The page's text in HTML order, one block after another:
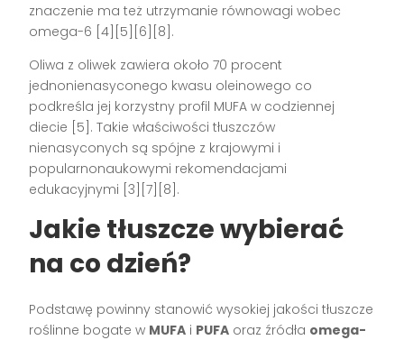
znaczenie ma też utrzymanie równowagi wobec
omega-6 [4][5][6][8].
Oliwa z oliwek zawiera około 70 procent
jednonienasyconego kwasu oleinowego co
podkreśla jej korzystny profil MUFA w codziennej
diecie [5]. Takie właściwości tłuszczów
nienasyconych są spójne z krajowymi i
popularnonaukowymi rekomendacjami
edukacyjnymi [3][7][8].
Jakie tłuszcze wybierać
na co dzień?
Podstawę powinny stanowić wysokiej jakości tłuszcze
roślinne bogate w MUFA i PUFA oraz źródła omega-